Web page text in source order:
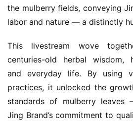
the mulberry fields, conveying
labor and nature — a distinctly
This livestream wove
centuries-old herbal wisdom,
and everyday life. By using
practices, it unlocked the
standards of mulberry leaves
Jing Brand’s commitment to